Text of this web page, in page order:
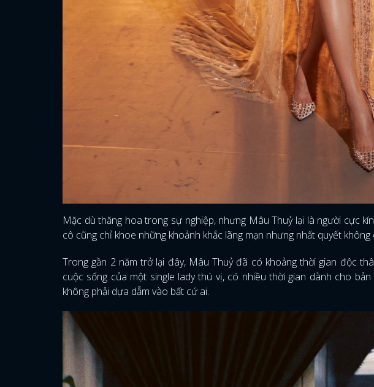
Mặc dù thăng hoa trong sự nghiệp, nhưng Mâu Thuỷ lại là người cực
cô cũng chỉ khoe những khoảnh khắc lãng mạn nhưng nhất quyết
Trong gần 2 năm trở lại đây, Mâu Thuỷ đã có khoảng thời gian độc
cuộc sống của một single lady thú vị, có nhiều thời gian dành cho
không phải dựa dẫm vào bất cứ ai.